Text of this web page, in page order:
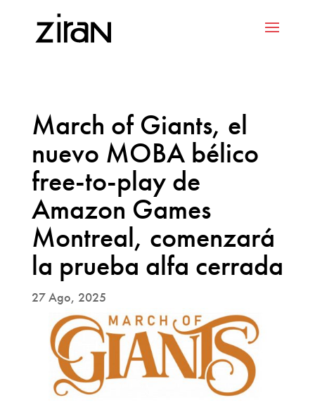
March of Giants, el
nuevo MOBA bélico
free-to-play de
Amazon Games
Montreal, comenzará
la prueba alfa cerrada
27 Ago, 2025